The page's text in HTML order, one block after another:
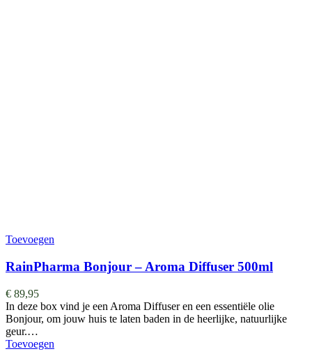
Toevoegen
RainPharma Bonjour – Aroma Diffuser 500ml
€ 89,95
In deze box vind je een Aroma Diffuser en een essentiële olie
Bonjour, om jouw huis te laten baden in de heerlijke, natuurlijke
geur.…
Toevoegen